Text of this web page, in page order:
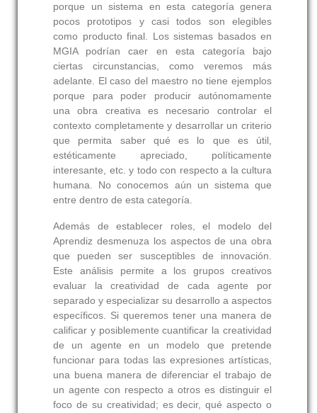
porque un sistema en esta categoría genera
pocos prototipos y casi todos son elegibles
como producto final. Los sistemas basados en
MGIA podrían caer en esta categoría bajo
ciertas circunstancias, como veremos más
adelante. El caso del maestro no tiene ejemplos
porque para poder producir autónomamente
una obra creativa es necesario controlar el
contexto completamente y desarrollar un criterio
que permita saber qué es lo que es útil,
estéticamente apreciado, políticamente
interesante, etc. y todo con respecto a la cultura
humana. No conocemos aún un sistema que
entre dentro de esta categoría.
Además de establecer roles, el modelo del
Aprendiz desmenuza los aspectos de una obra
que pueden ser susceptibles de innovación.
Este análisis permite a los grupos creativos
evaluar la creatividad de cada agente por
separado y especializar su desarrollo a aspectos
específicos. Si queremos tener una manera de
calificar y posiblemente cuantificar la creatividad
de un agente en un modelo que pretende
funcionar para todas las expresiones artísticas,
una buena manera de diferenciar el trabajo de
un agente con respecto a otros es distinguir el
foco de su creatividad; es decir, qué aspecto o